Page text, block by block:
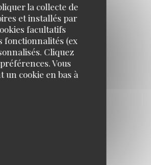
la collecte de
et installés par
facultatifs
fonctionnalités (ex
Cliquez
Vous
cookie en bas à